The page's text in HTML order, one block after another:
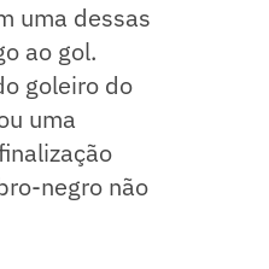
uma dessas
ao gol.
goleiro do
uma
negro não